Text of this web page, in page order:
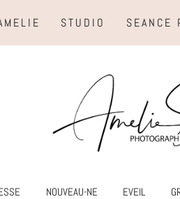
STUDIO SEANCE
NOUVEAU-NE EVEIL